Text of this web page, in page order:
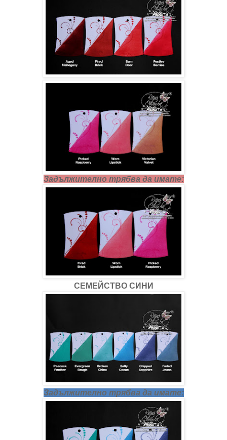
Задължително трябва да имате:
СЕМЕЙСТВО СИНИ
Задължително трябва да имате: